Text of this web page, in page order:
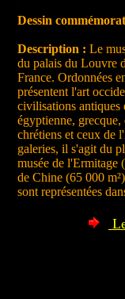
Dessin
Description : Le
du palais du Louvre
France. Ordonnées
présentent l'art
civilisations antiques
égyptienne, grecque,
chrétiens et ceux de
galeries, il s'agit du
musée de l'Ermitage
de Chine (65 000
sont représentées